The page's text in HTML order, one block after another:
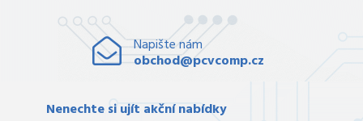
Napište nám
obchod@pcvcomp.cz
Nenechte si ujít akční nabídky